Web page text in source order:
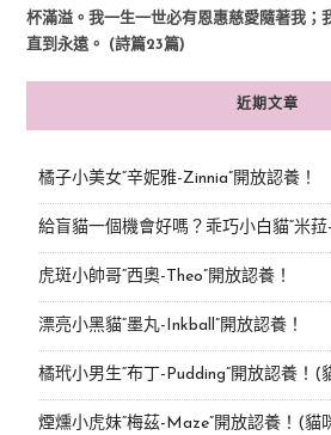
杯滿溢。我一生一世必有恩惠慈愛隨著我；
直到永遠。 (詩篇23篇)
近期文章
橘子小美女“辛妮雅-Zinnia”開放認養！
給盲貓一個機會好嗎？乖巧小白貓“米菈
虎斑小帥哥“西奧-Theo”開放認養！
漂亮小黑貓“墨丸-Inkball”開放認養！
橘玳小男生“布丁-Pudding”開放認養！(
煙燻小虎妹“梅茲-Maze”開放認養！(貓